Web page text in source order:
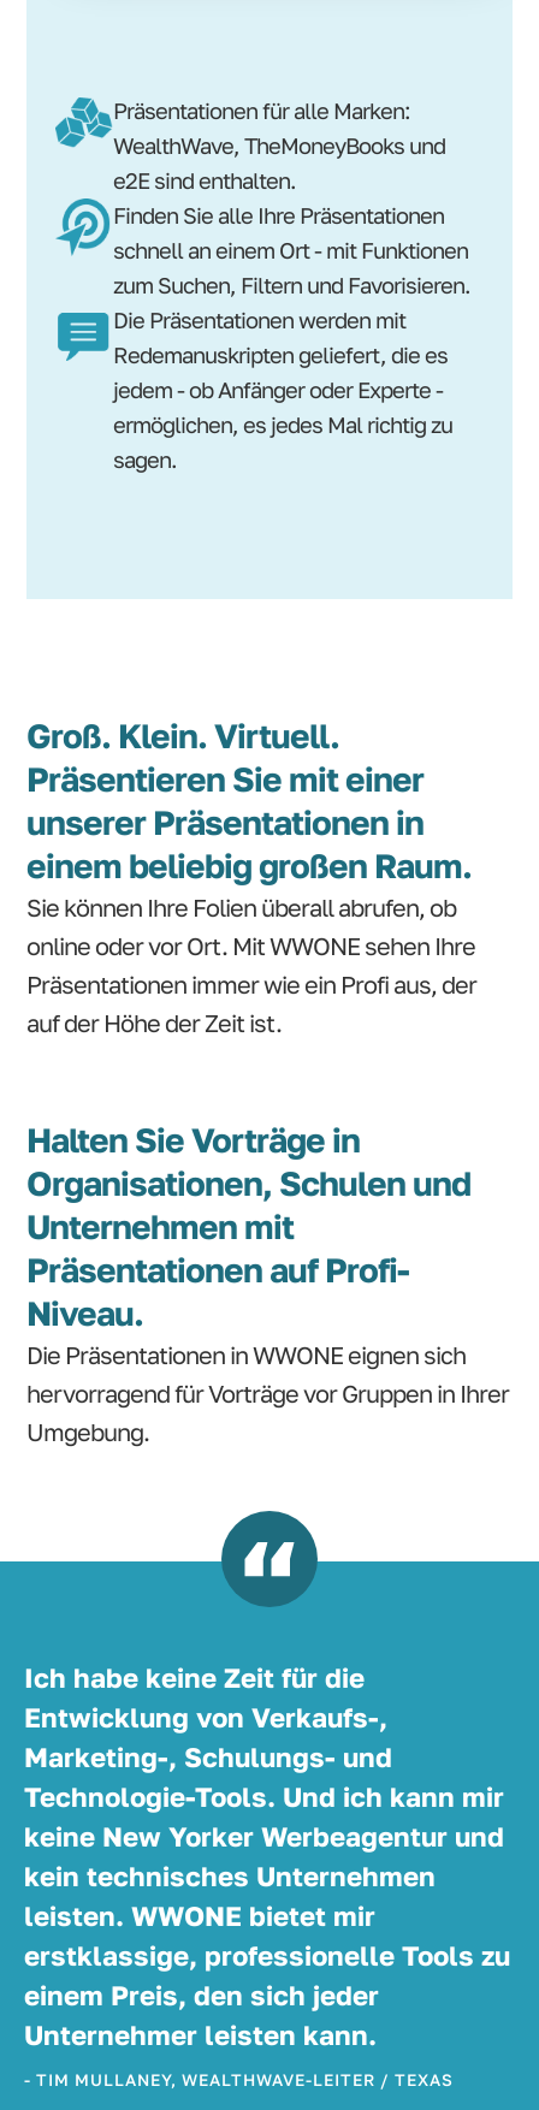
Präsentationen für alle Marken:
WealthWave, TheMoneyBooks und
e2E sind enthalten.
Finden Sie alle Ihre Präsentationen
schnell an einem Ort - mit Funktionen
zum Suchen, Filtern und Favorisieren.
Die Präsentationen werden mit
Redemanuskripten geliefert, die es
jedem - ob Anfänger oder Experte -
ermöglichen, es jedes Mal richtig zu
sagen.
Groß. Klein. Virtuell.
Präsentieren Sie mit einer
unserer Präsentationen in
einem beliebig großen Raum.
Sie können Ihre Folien überall abrufen, ob
online oder vor Ort. Mit WWONE sehen Ihre
Präsentationen immer wie ein Profi aus, der
auf der Höhe der Zeit ist.
Halten Sie Vorträge in
Organisationen, Schulen und
Unternehmen mit
Präsentationen auf Profi-
Niveau.
Die Präsentationen in WWONE eignen sich
hervorragend für Vorträge vor Gruppen in Ihrer
Umgebung.
Ich habe keine Zeit für die
Entwicklung von Verkaufs-,
Marketing-, Schulungs- und
Technologie-Tools. Und ich kann mir
keine New Yorker Werbeagentur und
kein technisches Unternehmen
leisten. WWONE bietet mir
erstklassige, professionelle Tools zu
einem Preis, den sich jeder
Unternehmer leisten kann.
- TIM MULLANEY, WEALTHWAVE-LEITER / TEXAS